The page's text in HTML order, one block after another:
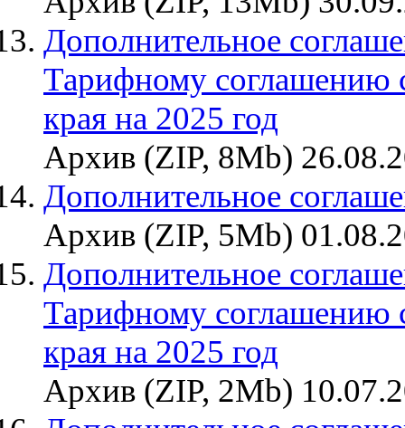
Дополнительное
Тарифному соглашению
края на 2025 год
Архив (ZIP, 8Mb)
Дополнительное
Архив (ZIP, 5Mb)
Дополнительное
Тарифному соглашению
края на 2025 год
Архив (ZIP, 2Mb)